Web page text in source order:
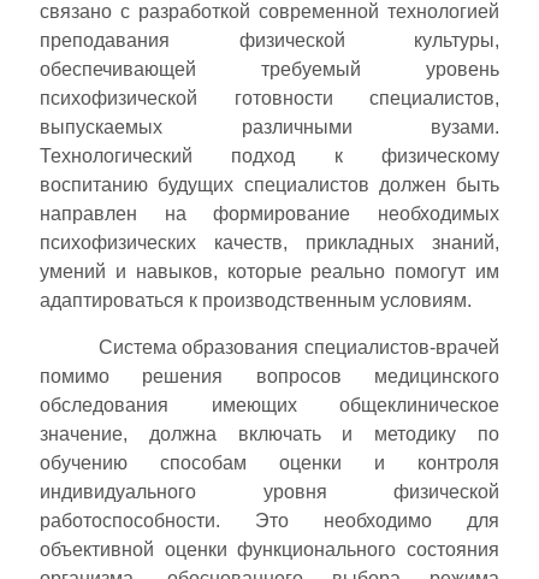
связано с разработкой современной технологией
преподавания физической культуры,
обеспечивающей требуемый уровень
психофизической готовности специалистов,
выпускаемых различными вузами.
Технологический подход к физическому
воспитанию будущих специалистов должен быть
направлен на формирование необходимых
психофизических качеств, прикладных знаний,
умений и навыков, которые реально помогут им
адаптироваться к производственным условиям.
Система образования специалистов-врачей
помимо решения вопросов медицинского
обследования имеющих общеклиническое
значение, должна включать и методику по
обучению способам оценки и контроля
индивидуального уровня физической
работоспособности. Это необходимо для
объективной оценки функционального состояния